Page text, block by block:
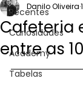
Recentes
Curiosidades
Academy
Tabelas
Cafeteria
entre as
Danilo Oliveira